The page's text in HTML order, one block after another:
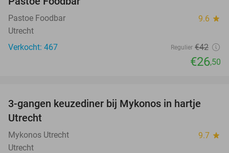
Pastoe Foodbar 9.6 star
Utrecht
Verkocht: 467
Regulier €42
€26,50
42%
3-gangen keuzediner bij Mykonos in hartje
Utrecht
Mykonos Utrecht 9.7 star
Utrecht